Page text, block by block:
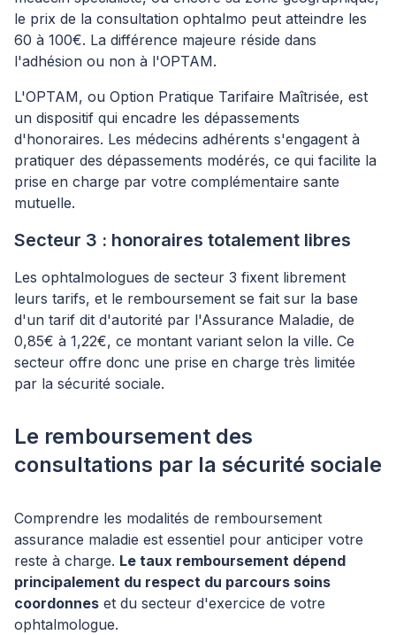
le prix de la consultation ophtalmo peut atteindre les
60 à 100€. La différence majeure réside dans
l'adhésion ou non à l'OPTAM.
L'OPTAM, ou Option Pratique Tarifaire Maîtrisée, est
un dispositif qui encadre les dépassements
d'honoraires. Les médecins adhérents s'engagent à
pratiquer des dépassements modérés, ce qui facilite la
prise en charge par votre complémentaire sante
mutuelle.
Secteur 3 : honoraires totalement libres
Les ophtalmologues de secteur 3 fixent librement
leurs tarifs, et le remboursement se fait sur la base
d'un tarif dit d'autorité par l'Assurance Maladie, de
0,85€ à 1,22€, ce montant variant selon la ville. Ce
secteur offre donc une prise en charge très limitée
par la sécurité sociale.
Le remboursement des
consultations par la sécurité sociale
Comprendre les modalités de remboursement
assurance maladie est essentiel pour anticiper votre
reste à charge. Le taux remboursement dépend
principalement du respect du parcours soins
coordonnes et du secteur d'exercice de votre
ophtalmologue.